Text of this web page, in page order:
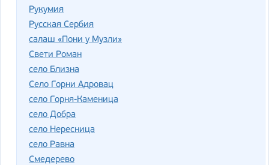
Рукумия
Русская Сербия
салаш «Пони у Музли»
Свети Роман
село Близна
Село Горни Адровац
село Горня-Каменица
село Добра
село Нересница
село Равна
Смедерево